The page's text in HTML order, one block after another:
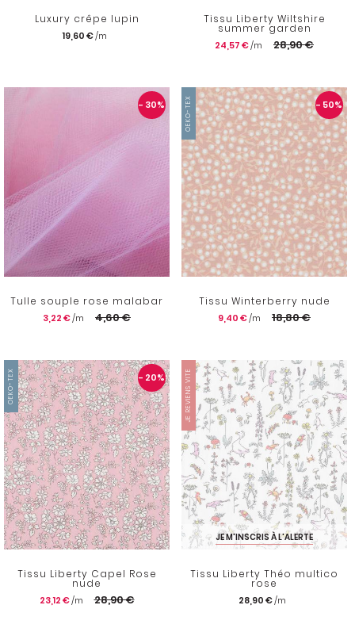
Luxury crêpe lupin
19,60 €
Tissu Liberty Wiltshire
summer garden
24,57 € 28,90 €
- 30%
Tulle souple rose malabar
3,22 € 4,60 €
OEKO-TEX - 50%
Tissu Winterberry nude
9,40 € 18,80 €
OEKO-TEX - 20%
Tissu Liberty Capel Rose
nude
23,12 € 28,90 €
JE REVIENS VITE
JE M'INSCRIS À L'ALERTE
Tissu Liberty Théo multico
rose
28,90 €